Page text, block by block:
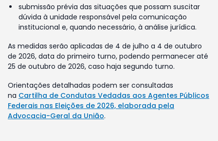
submissão prévia das situações que possam suscitar
dúvida à unidade responsável pela comunicação
institucional e, quando necessário, à análise jurídica.
As medidas serão aplicadas de 4 de julho a 4 de outubro
de 2026, data do primeiro turno, podendo permanecer até
25 de outubro de 2026, caso haja segundo turno.
Orientações detalhadas podem ser consultadas
na Cartilha de Condutas Vedadas aos Agentes Públicos
Federais nas Eleições de 2026, elaborada pela
Advocacia-Geral da União.